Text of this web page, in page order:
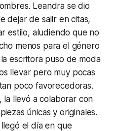
Leandra se dio
dejar de salir en citas,
estilo, aludiendo que no
menos para el género
escritora puso de moda
llevar pero muy pocas
poco favorecedoras.
la llevó a colaborar con
únicas y originales.
el día en que